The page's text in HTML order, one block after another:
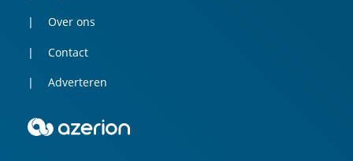
Over ons
Contact
Adverteren